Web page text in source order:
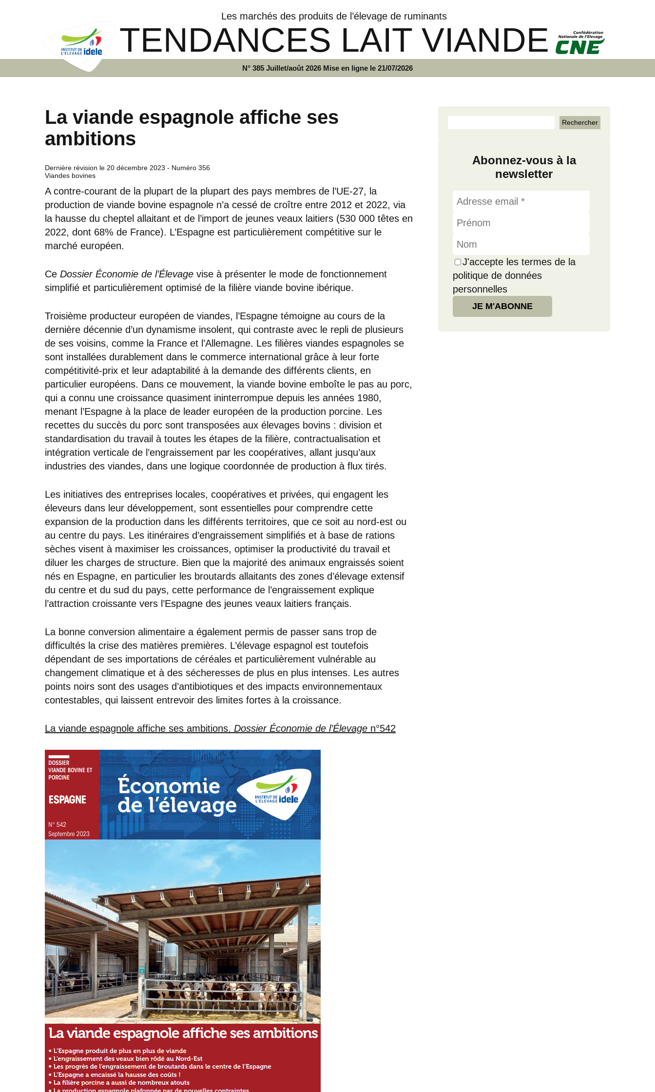
Les marchés des produits de l’élevage de ruminants
TENDANCES LAIT VIANDE
N° 385 Juillet/août 2026 Mise en ligne le 21/07/2026
La viande espagnole affiche ses
ambitions
Dernière révision le 20 décembre 2023 - Numéro 356
Viandes bovines
A contre-courant de la plupart de la plupart des pays membres de l’UE-27, la
production de viande bovine espagnole n’a cessé de croître entre 2012 et 2022, via
la hausse du cheptel allaitant et de l’import de jeunes veaux laitiers (530 000 têtes en
2022, dont 68% de France). L’Espagne est particulièrement compétitive sur le
marché européen.
Ce Dossier Économie de l’Élevage vise à présenter le mode de fonctionnement
simplifié et particulièrement optimisé de la filière viande bovine ibérique.
Troisième producteur européen de viandes, l’Espagne témoigne au cours de la
dernière décennie d’un dynamisme insolent, qui contraste avec le repli de plusieurs
de ses voisins, comme la France et l’Allemagne. Les filières viandes espagnoles se
sont installées durablement dans le commerce international grâce à leur forte
compétitivité-prix et leur adaptabilité à la demande des différents clients, en
particulier européens. Dans ce mouvement, la viande bovine emboîte le pas au porc,
qui a connu une croissance quasiment ininterrompue depuis les années 1980,
menant l’Espagne à la place de leader européen de la production porcine. Les
recettes du succès du porc sont transposées aux élevages bovins : division et
standardisation du travail à toutes les étapes de la filière, contractualisation et
intégration verticale de l’engraissement par les coopératives, allant jusqu’aux
industries des viandes, dans une logique coordonnée de production à flux tirés.
Les initiatives des entreprises locales, coopératives et privées, qui engagent les
éleveurs dans leur développement, sont essentielles pour comprendre cette
expansion de la production dans les différents territoires, que ce soit au nord-est ou
au centre du pays. Les itinéraires d’engraissement simplifiés et à base de rations
sèches visent à maximiser les croissances, optimiser la productivité du travail et
diluer les charges de structure. Bien que la majorité des animaux engraissés soient
nés en Espagne, en particulier les broutards allaitants des zones d’élevage extensif
du centre et du sud du pays, cette performance de l’engraissement explique
l’attraction croissante vers l’Espagne des jeunes veaux laitiers français.
La bonne conversion alimentaire a également permis de passer sans trop de
difficultés la crise des matières premières. L’élevage espagnol est toutefois
dépendant de ses importations de céréales et particulièrement vulnérable au
changement climatique et à des sécheresses de plus en plus intenses. Les autres
points noirs sont des usages d’antibiotiques et des impacts environnementaux
contestables, qui laissent entrevoir des limites fortes à la croissance.
La viande espagnole affiche ses ambitions. Dossier Économie de l’Élevage n°542
Abonnez-vous à la
newsletter
J'accepte les termes de la
politique de données
personnelles